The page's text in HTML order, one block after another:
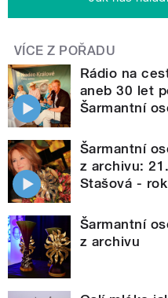
VÍCE Z POŘADU
Rádio na
aneb 30 let
Šarmantní
Šarmantní
z archivu:
Stašová -
Šarmantní
z archivu